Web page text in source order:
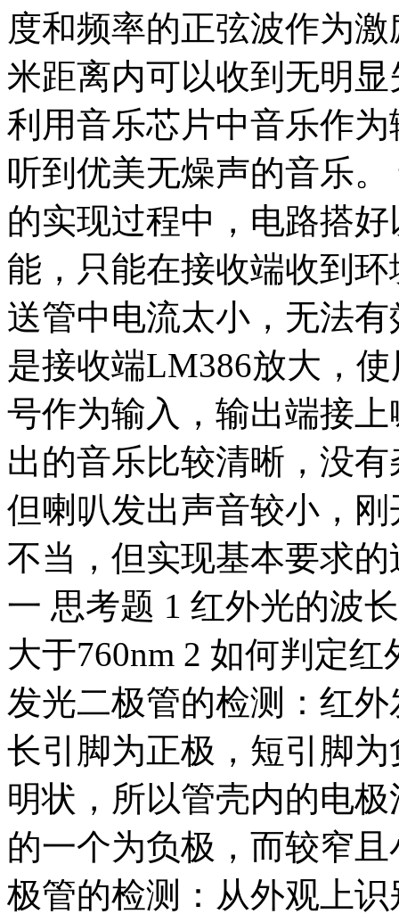
度和频率的正弦波作为
米距离内可以收到无明
利用音乐芯片中音乐作
听到优美无燥声的音乐
的实现过程中，电路搭
能，只能在接收端收到
送管中电流太小，无法
是接收端LM386放大，
号作为输入，输出端接
出的音乐比较清晰，没
但喇叭发出声音较小，
不当，但实现基本要求
一 思考题 1 红外光的波
大于760nm 2 如何判定
发光二极管的检测：红
长引脚为正极，短引脚
明状，所以管壳内的电
的一个为负极，而较窄
极管的检测：从外观上